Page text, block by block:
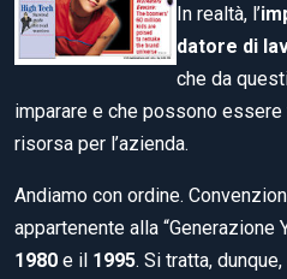
In realtà, l’
datore di
che da
imparare e che possono
risorsa per l’azienda.
Andiamo con ordine.
appartenente alla “Generazione
1980 e il 1995. Si tratta,